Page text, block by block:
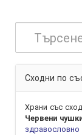
Сходни по
Храни със
Червени
здравословно